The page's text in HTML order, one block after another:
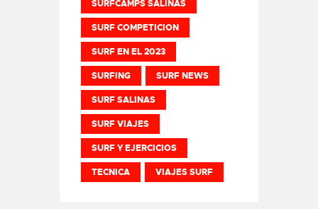
SURFCAMPS SALINAS
SURF COMPETICION
SURF EN EL 2023
SURFING SURF NEWS
SURF SALINAS
SURF VIAJES
SURF Y EJERCICIOS
TECNICA VIAJES SURF